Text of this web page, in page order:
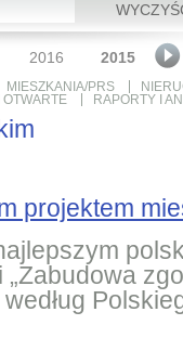
2016 2015
MIESZKANIA/PRS
RAPORTY I
projektem